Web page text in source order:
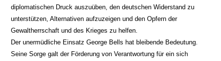
diplomatischen Druck auszuüben, den deutschen Widerstand zu
unterstützen, Alternativen aufzuzeigen und den Opfern der
Gewaltherrschaft und des Krieges zu helfen.
Der unermüdliche Einsatz George Bells hat bleibende Bedeutung.
Seine Sorge galt der Förderung von Verantwortung für ein sich